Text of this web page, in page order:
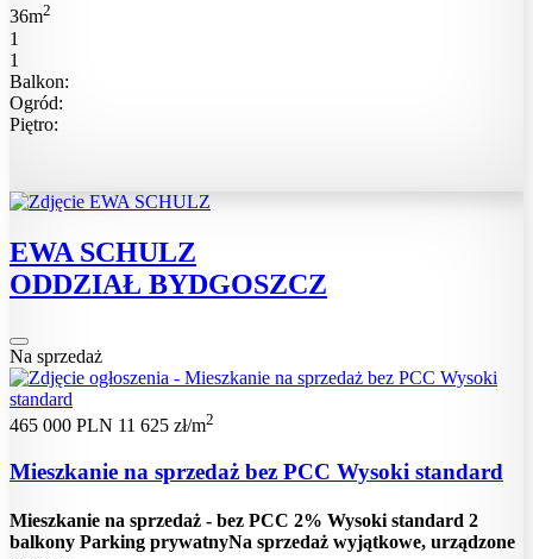
36m2
1
1
Balkon:
Ogród:
Piętro:
EWA SCHULZ
ODDZIAŁ BYDGOSZCZ
Na sprzedaż
465 000 PLN 11 625 zł/m2
Mieszkanie na sprzedaż bez PCC Wysoki standard
Mieszkanie na sprzedaż - bez PCC 2% Wysoki standard 2
balkony Parking prywatnyNa sprzedaż wyjątkowe, urządzone